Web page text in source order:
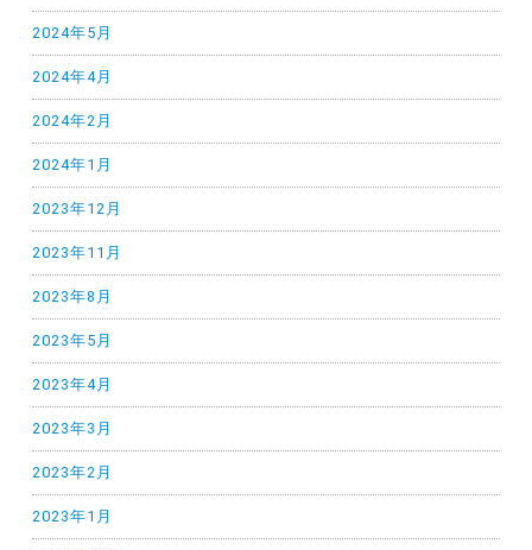
2024年5月
2024年4月
2024年2月
2024年1月
2023年12月
2023年11月
2023年8月
2023年5月
2023年4月
2023年3月
2023年2月
2023年1月